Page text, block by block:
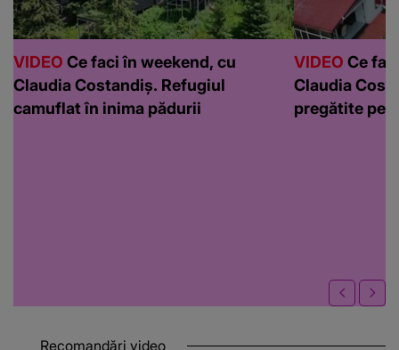
VIDEO Ce faci în weekend, cu
Claudia Costandiș. Refugiul
camuflat în inima pădurii
VIDEO Ce
Claudia
pregătite
Recomandări video